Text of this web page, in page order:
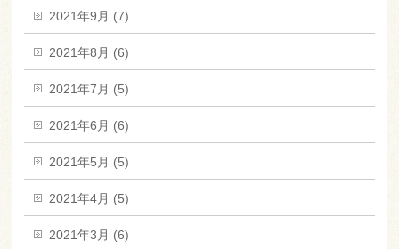
2021年9月 (7)
2021年8月 (6)
2021年7月 (5)
2021年6月 (6)
2021年5月 (5)
2021年4月 (5)
2021年3月 (6)